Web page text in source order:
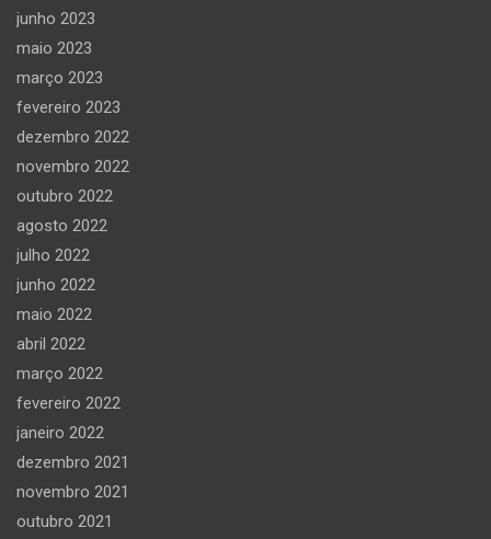
junho 2023
maio 2023
março 2023
fevereiro 2023
dezembro 2022
novembro 2022
outubro 2022
agosto 2022
julho 2022
junho 2022
maio 2022
abril 2022
março 2022
fevereiro 2022
janeiro 2022
dezembro 2021
novembro 2021
outubro 2021